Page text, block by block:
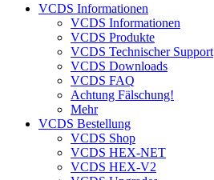
VCDS Informationen
VCDS Informationen
VCDS Produkte
VCDS Technischer Support
VCDS Downloads
VCDS FAQ
Achtung Fälschung!
Mehr
VCDS Bestellung
VCDS Shop
VCDS HEX-NET
VCDS HEX-V2